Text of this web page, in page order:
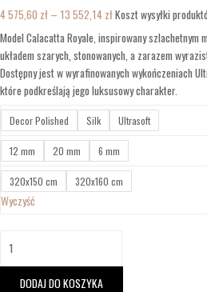
4 575,60 zł – 13 552,14 złKoszt wysyłki
Model Calacatta Royale, inspirowany szlachetnym
układem szarych, stonowanych, a zarazem
Dostępny jest w wyrafinowanych wykończeniach
które podkreślają jego luksusowy charakter.
Decor Polished Silk Ultrasoft
12 mm 20 mm 6 mm
320x150 cm 320x160 cm
Wyczyść
DODAJ DO KOSZYKA